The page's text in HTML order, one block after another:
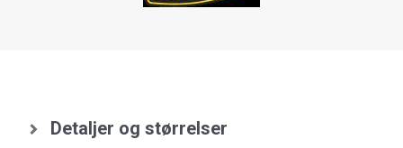
Detaljer og størrelser